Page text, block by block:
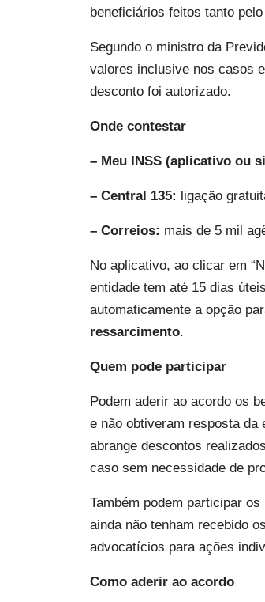
beneficiários feitos tanto
Segundo o ministro da
valores inclusive nos casos
desconto foi autorizado.
Onde contestar
– Meu INSS (aplicativo ou
– Central 135: ligação
– Correios: mais de 5 mil
No aplicativo, ao clicar em
entidade tem até 15 dias
automaticamente a opção
ressarcimento.
Quem pode participar
Podem aderir ao acordo os
e não obtiveram resposta da
abrange descontos
caso sem necessidade de
Também podem participar
ainda não tenham recebido
advocatícios para ações
Como aderir ao acordo